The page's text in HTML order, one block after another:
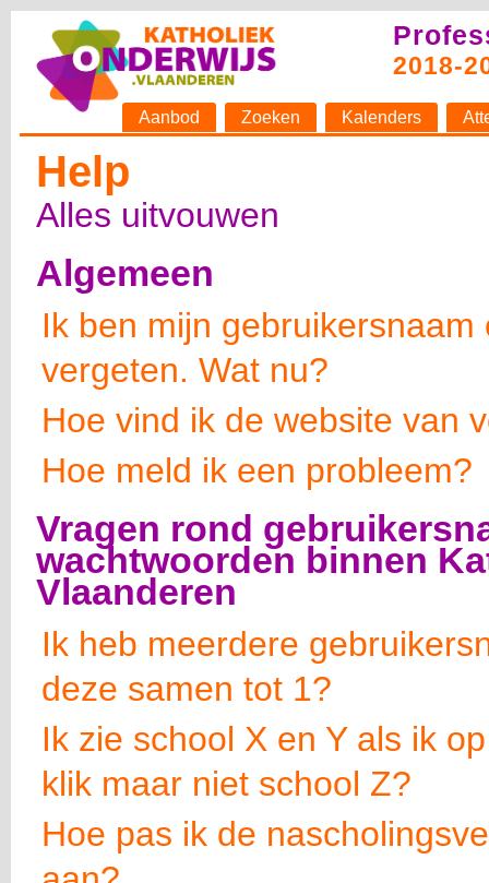
2018-
Aanbod Zoeken Kalenders
Help
Alles uitvouwen
Algemeen
Ik ben mijn gebruikersnaam
vergeten. Wat nu?
Hoe vind ik de website van
Hoe meld ik een probleem?
Vragen rond
wachtwoorden binnen
Vlaanderen
Ik heb meerdere
deze samen tot 1?
Ik zie school X en Y als ik
klik maar niet school Z?
Hoe pas ik de